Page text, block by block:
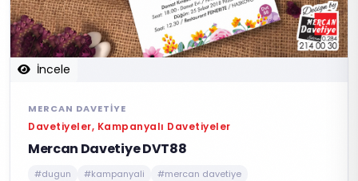
İncele
MERCAN DAVETIYE
Davetiyeler, Kampanyalı Davetiyeler
Mercan Davetiye DVT88
#dugun #kampanyali #mercan davetiye